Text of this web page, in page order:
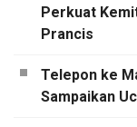
Perkuat
Prancis
Telepon ke
Sampaikan